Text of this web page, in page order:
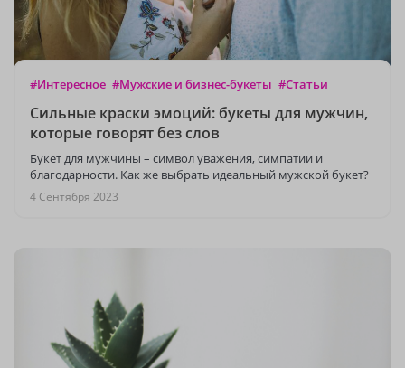
#Интересное #Мужские и бизнес-букеты #Статьи
Сильные краски эмоций: букеты для мужчин,
которые говорят без слов
Букет для мужчины – символ уважения, симпатии и
благодарности. Как же выбрать идеальный мужской букет?
4 Сентября 2023